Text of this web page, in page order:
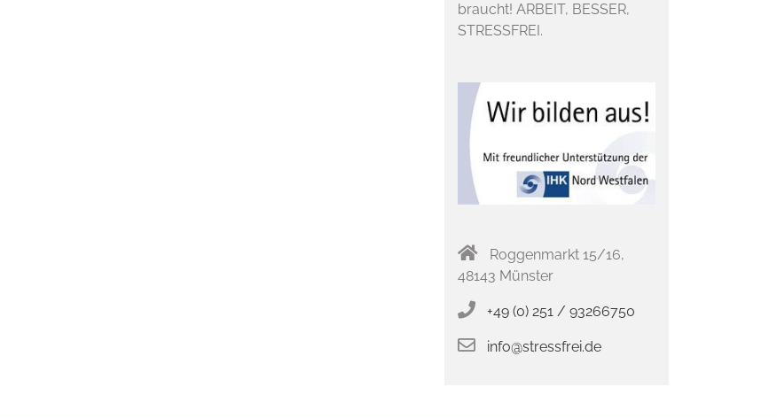
braucht! ARBEIT, BESSER,
STRESSFREI.
Roggenmarkt 15/16,
48143 Münster
+49 (0) 251 / 93266750
info@stressfrei.de